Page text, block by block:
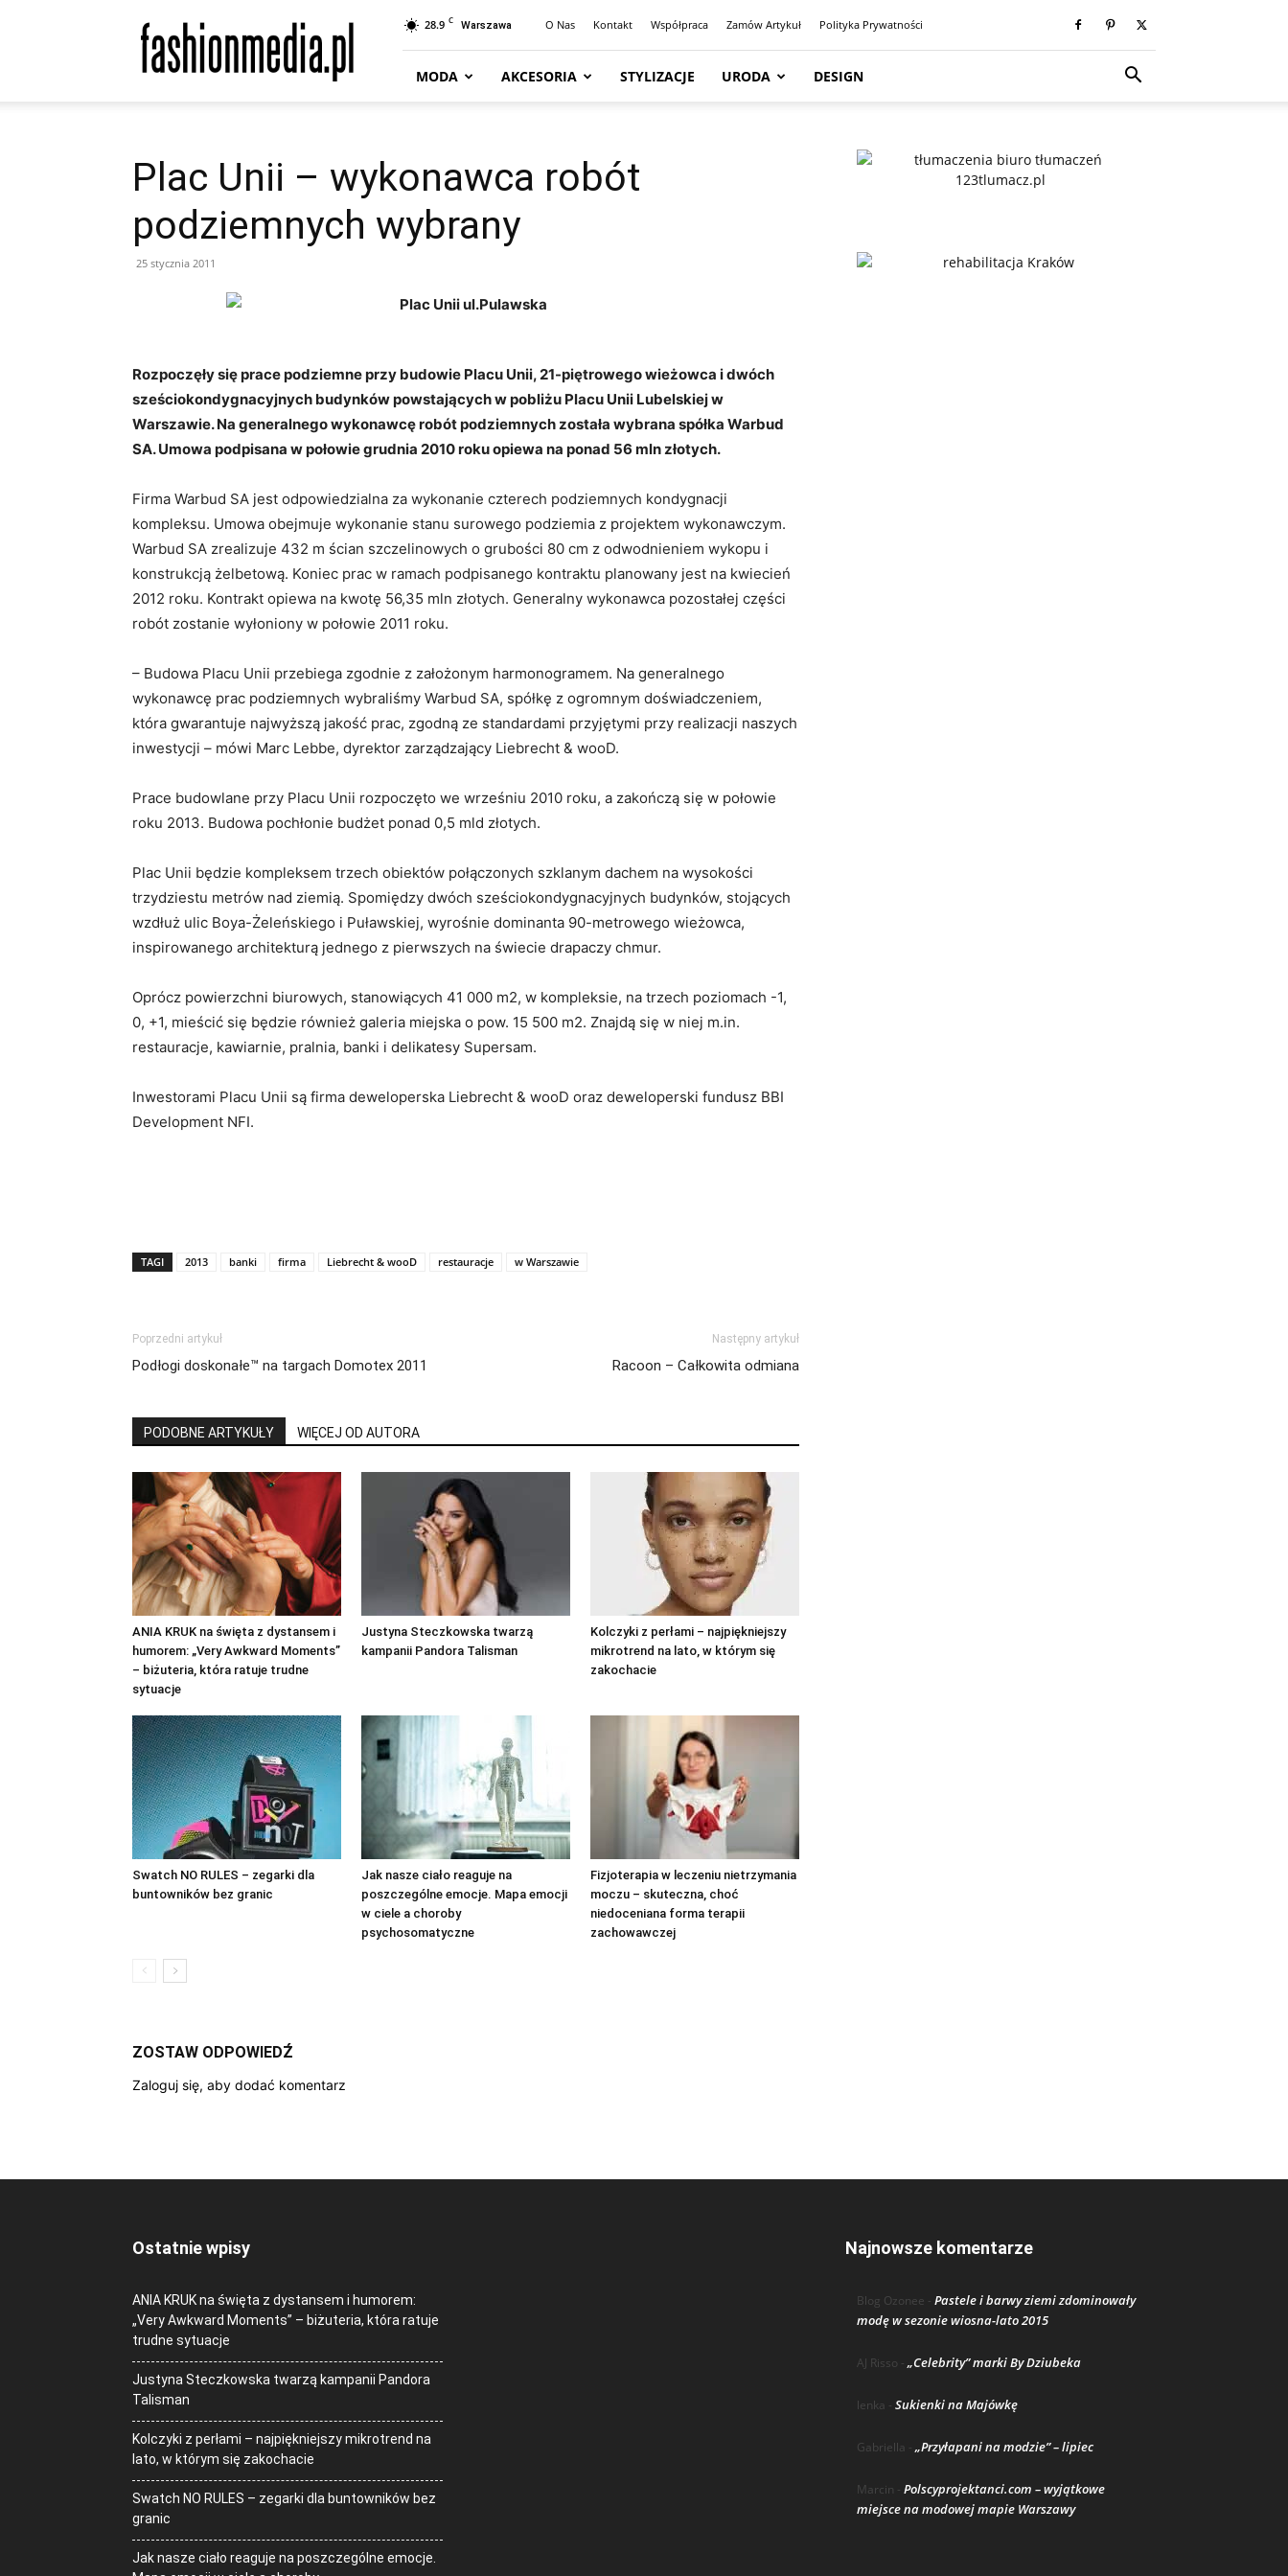
Moda
Trendy
|
Design
28.9 C Warszawa O Nas Kontakt Współpraca Zamów Artykuł Polityka Prywatności
MODA AKCESORIA STYLIZACJE URODA DESIGN
Plac Unii – wykonawca robót
podziemnych wybrany
25 stycznia 2011
Rozpoczęły się prace podziemne przy budowie Placu Unii, 21-piętrowego wieżowca i dwóch
sześciokondygnacyjnych budynków powstających w pobliżu Placu Unii Lubelskiej w
Warszawie. Na generalnego wykonawcę robót podziemnych została wybrana spółka Warbud
SA. Umowa podpisana w połowie grudnia 2010 roku opiewa na ponad 56 mln złotych.
Firma Warbud SA jest odpowiedzialna za wykonanie czterech podziemnych kondygnacji
kompleksu. Umowa obejmuje wykonanie stanu surowego podziemia z projektem wykonawczym.
Warbud SA zrealizuje 432 m ścian szczelinowych o grubości 80 cm z odwodnieniem wykopu i
konstrukcją żelbetową. Koniec prac w ramach podpisanego kontraktu planowany jest na kwiecień
2012 roku. Kontrakt opiewa na kwotę 56,35 mln złotych. Generalny wykonawca pozostałej części
robót zostanie wyłoniony w połowie 2011 roku.
– Budowa Placu Unii przebiega zgodnie z założonym harmonogramem. Na generalnego
wykonawcę prac podziemnych wybraliśmy Warbud SA, spółkę z ogromnym doświadczeniem,
która gwarantuje najwyższą jakość prac, zgodną ze standardami przyjętymi przy realizacji naszych
inwestycji – mówi Marc Lebbe, dyrektor zarządzający Liebrecht & wooD.
Prace budowlane przy Placu Unii rozpoczęto we wrześniu 2010 roku, a zakończą się w połowie
roku 2013. Budowa pochłonie budżet ponad 0,5 mld złotych.
Plac Unii będzie kompleksem trzech obiektów połączonych szklanym dachem na wysokości
trzydziestu metrów nad ziemią. Spomiędzy dwóch sześciokondygnacyjnych budynków, stojących
wzdłuż ulic Boya-Żeleńskiego i Puławskiej, wyrośnie dominanta 90-metrowego wieżowca,
inspirowanego architekturą jednego z pierwszych na świecie drapaczy chmur.
Oprócz powierzchni biurowych, stanowiących 41 000 m2, w kompleksie, na trzech poziomach -1,
0, +1, mieścić się będzie również galeria miejska o pow. 15 500 m2. Znajdą się w niej m.in.
restauracje, kawiarnie, pralnia, banki i delikatesy Supersam.
Inwestorami Placu Unii są firma deweloperska Liebrecht & wooD oraz deweloperski fundusz BBI
Development NFI.
TAGI 2013 banki firma Liebrecht & wooD restauracje w Warszawie
Poprzedni artykuł
Podłogi doskonałe™ na targach Domotex 2011
Następny artykuł
Racoon – Całkowita odmiana
PODOBNE ARTYKUŁY WIĘCEJ OD AUTORA
ANIA KRUK na święta z dystansem i
humorem: „Very Awkward Moments”
– biżuteria, która ratuje trudne
sytuacje
Justyna Steczkowska twarzą
kampanii Pandora Talisman
Kolczyki z perłami – najpiękniejszy
mikrotrend na lato, w którym się
zakochacie
Swatch NO RULES – zegarki dla
buntowników bez granic
Jak nasze ciało reaguje na
poszczególne emocje. Mapa emocji
w ciele a choroby
psychosomatyczne
Fizjoterapia w leczeniu nietrzymania
moczu – skuteczna, choć
niedoceniana forma terapii
zachowawczej
ZOSTAW ODPOWIEDŹ
Zaloguj się, aby dodać komentarz
Ostatnie wpisy
ANIA KRUK na święta z dystansem i humorem:
„Very Awkward Moments” – biżuteria, która ratuje
trudne sytuacje
Justyna Steczkowska twarzą kampanii Pandora
Talisman
Kolczyki z perłami – najpiękniejszy mikrotrend na
lato, w którym się zakochacie
Swatch NO RULES – zegarki dla buntowników bez
granic
Jak nasze ciało reaguje na poszczególne emocje.
Najnowsze komentarze
Blog Ozonee - Pastele i barwy ziemi zdominowały
modę w sezonie wiosna-lato 2015
AJ Risso - „Celebrity” marki By Dziubeka
lenka - Sukienki na Majówkę
Gabriella - „Przyłapani na modzie” – lipiec
Marcin - Polscyprojektanci.com – wyjątkowe
miejsce na modowej mapie Warszawy